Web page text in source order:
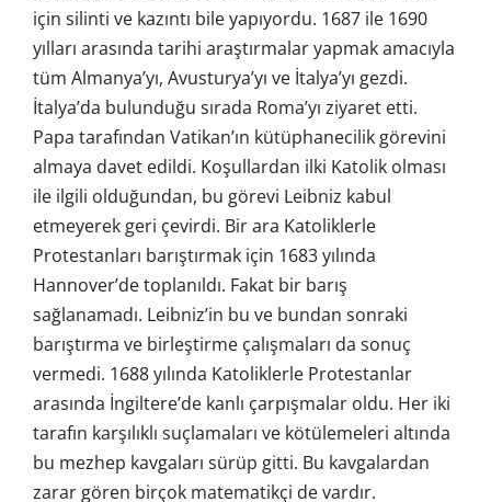
için silinti ve kazıntı bile yapıyordu. 1687 ile 1690
yılları arasında tarihi araştırmalar yapmak amacıyla
tüm Almanya’yı, Avusturya’yı ve İtalya’yı gezdi.
İtalya’da bulunduğu sırada Roma’yı ziyaret etti.
Papa tarafından Vatikan’ın kütüphanecilik görevini
almaya davet edildi. Koşullardan ilki Katolik olması
ile ilgili olduğundan, bu görevi Leibniz kabul
etmeyerek geri çevirdi. Bir ara Katoliklerle
Protestanları barıştırmak için 1683 yılında
Hannover’de toplanıldı. Fakat bir barış
sağlanamadı. Leibniz’in bu ve bundan sonraki
barıştırma ve birleştirme çalışmaları da sonuç
vermedi. 1688 yılında Katoliklerle Protestanlar
arasında İngiltere’de kanlı çarpışmalar oldu. Her iki
tarafın karşılıklı suçlamaları ve kötülemeleri altında
bu mezhep kavgaları sürüp gitti. Bu kavgalardan
zarar gören birçok matematikçi de vardır.